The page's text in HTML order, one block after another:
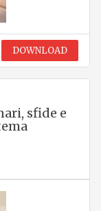
DOWNLOAD
sfide e